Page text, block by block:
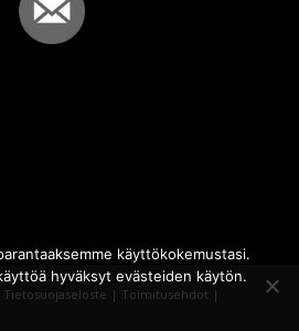
Tietosuojaseloste | Toimitusehdot |
käyttökokemustasi.
hyväksyt evästeiden käytön.